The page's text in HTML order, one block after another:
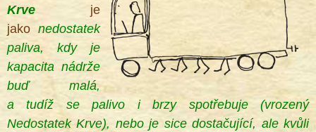
Krve je
jako nedostatek
paliva, kdy je
kapacita nádrže
buď malá,
a tudíž se palivo i brzy spotřebuje (vrozený
Nedostatek Krve), nebo je sice dostačující, ale kvůli
®